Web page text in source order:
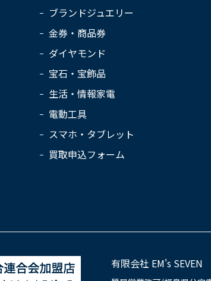
ブランドジュエリー
金券・商品券
ダイヤモンド
宝石・宝飾品
生活・情報家電
電動工具
スマホ・タブレット
買取申込フォーム
有限会社 EM's SEVEN